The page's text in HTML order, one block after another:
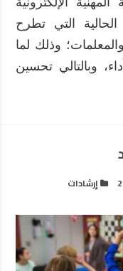
التي تطرح
وذلك لما
وبالتالي تحسين
إرشادات